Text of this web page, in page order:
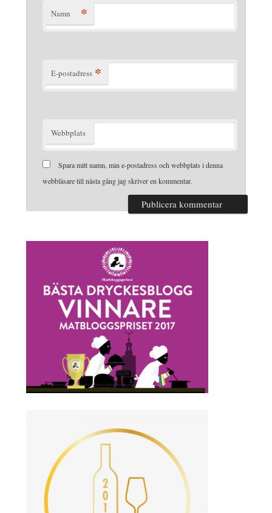
Namn *
E-postadress *
Webbplats
Spara mitt namn, min e-postadress och webbplats i denna
webbläsare till nästa gång jag skriver en kommentar.